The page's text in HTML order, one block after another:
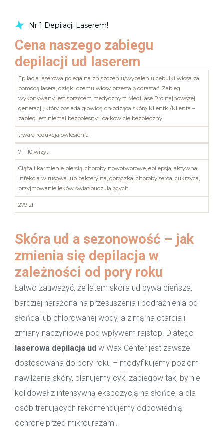
Nr 1 Depilacji Laserem!
Cena naszego zabiegu
depilacji ud laserem
Epilacja laserowa polega na zniszczeniu/wypaleniu cebulki włosa za
pomocą lasera, dzięki czemu włosy przestają odrastać. Zabieg
wykonywany jest sprzętem medycznym MediLase Pro najnowszej
generacji, który posiada głowicę chłodząca skórę Klientki/Klienta –
zabieg jest niemal bezbolesny i całkowicie bezpieczny.
trwała redukcja owłosienia
7 – 10 wizyt
Ciąża i karmienie piersią, choroby nowotworowe, epilepsja, aktywna
infekcja wirusowa lub bakteryjna, gorączka, choroby serca, cukrzyca,
przyjmowanie leków światłouczulających.
279 zł
Skóra ud a sezonowość – jak
zmienia się depilacja w
zależności od pory roku
Łatwo zauważyć, że latem skóra ud bywa cieńsza,
bardziej narażona na przesuszenia i podrażnienia od
słońca lub chlorowanej wody, a zimą na otarcia i
zmiany naczyniowe pod wpływem rajstop. Dlatego
laserowa depilacja ud w Wax Center jest zawsze
dostosowana do pory roku – modyfikujemy poziom
nawilżenia skóry, planujemy cykl zabiegów tak, by nie
kolidował z intensywną ekspozycją na słońce, a dla
osób trenujących rekomendujemy odpowiednią
ochronę przed mikrourazami.